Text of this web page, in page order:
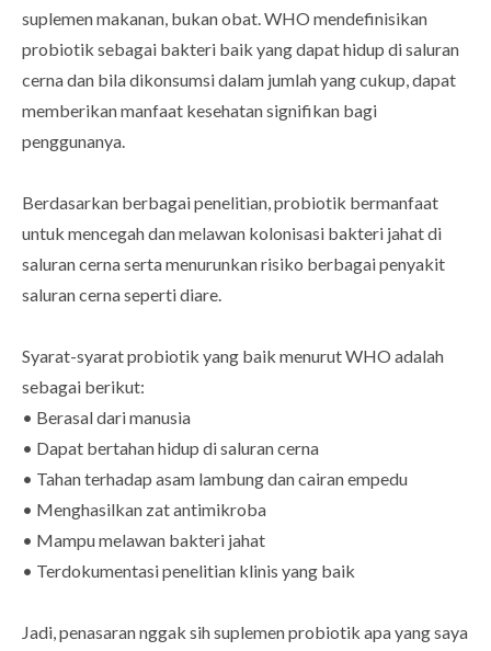
suplemen makanan, bukan obat. WHO mendefinisikan
probiotik sebagai bakteri baik yang dapat hidup di saluran
cerna dan bila dikonsumsi dalam jumlah yang cukup, dapat
memberikan manfaat kesehatan signifikan bagi
penggunanya.
Berdasarkan berbagai penelitian, probiotik bermanfaat
untuk mencegah dan melawan kolonisasi bakteri jahat di
saluran cerna serta menurunkan risiko berbagai penyakit
saluran cerna seperti diare.
Syarat-syarat probiotik yang baik menurut WHO adalah
sebagai berikut:
• Berasal dari manusia
• Dapat bertahan hidup di saluran cerna
• Tahan terhadap asam lambung dan cairan empedu
• Menghasilkan zat antimikroba
• Mampu melawan bakteri jahat
• Terdokumentasi penelitian klinis yang baik
Jadi, penasaran nggak sih suplemen probiotik apa yang saya